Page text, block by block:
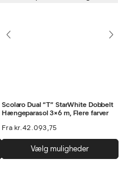
vælges
vare
Scolaro Dual “T” StarWhite Dobbelt
Hængeparasol 3×6 m, Flere farver
Frakr.42.093,75
Vælg muligheder
vare